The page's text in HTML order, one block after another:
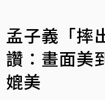
孟子義「摔
讚：畫面美
媲美